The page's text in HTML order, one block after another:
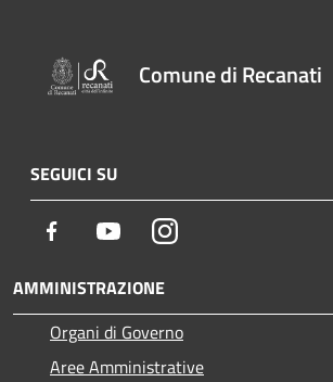
Comune di Recanati
SEGUICI SU
Facebook YoutubeInstagram
AMMINISTRAZIONE
Organi di Governo
Aree Amministrative